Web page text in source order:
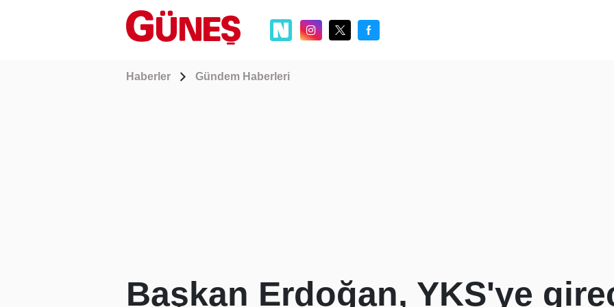
Haberler Gündem Haberleri
Başkan Erdoğan, YKS'ye